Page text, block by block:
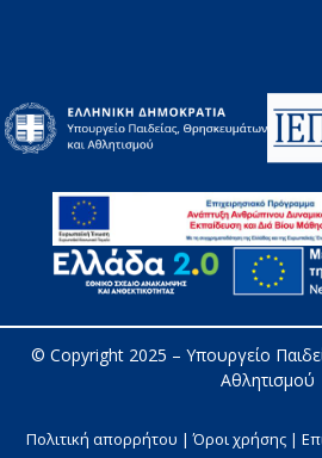
© Copyright 2025 – Υπουργείο
Αθλητισμού
Πολιτική απορρήτου | Όροι χρήσης |